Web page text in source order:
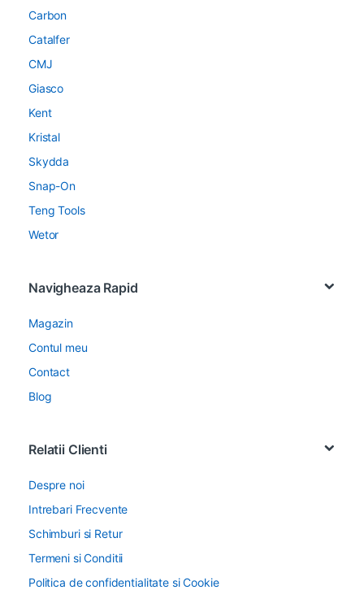
Carbon
Catalfer
CMJ
Giasco
Kent
Kristal
Skydda
Snap-On
Teng Tools
Wetor
Navigheaza Rapid
Magazin
Contul meu
Contact
Blog
Relatii Clienti
Despre noi
Intrebari Frecvente
Schimburi si Retur
Termeni si Conditii
Politica de confidentialitate si Cookie